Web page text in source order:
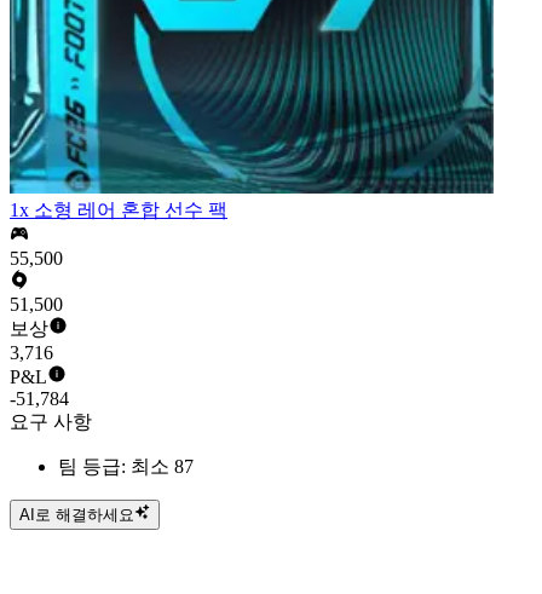
1x 소형 레어 혼합 선수 팩
55,500
51,500
보상
3,716
P&L
-51,784
요구 사항
팀 등급: 최소 87
AI로 해결하세요